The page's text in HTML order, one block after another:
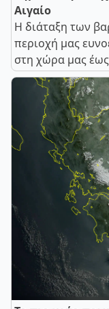
Αιγαίο
Η διάταξη των
περιοχή μας
στη χώρα μας έως